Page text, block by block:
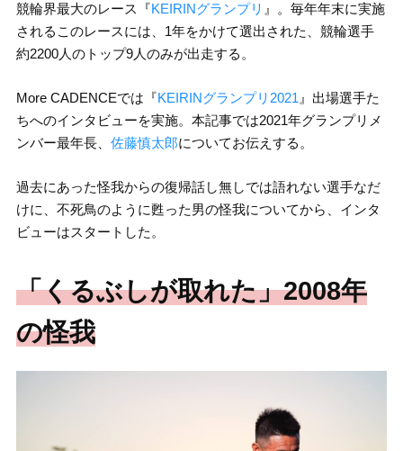
競輪界最大のレース『KEIRINグランプリ 』。毎年年末に実施
されるこのレースには、1年をかけて選出された、競輪選手
約2200人のトップ9人のみが出走する。
More CADENCEでは『KEIRINグランプリ2021 』出場選手た
ちへのインタビューを実施。本記事では2021年グランプリメ
ンバー最年長、 佐藤慎太郎についてお伝えする。
過去にあった怪我からの復帰話し無しでは語れない選手なだ
けに、不死鳥のように甦った男の怪我についてから、インタ
ビューはスタートした。
「くるぶしが取れた」2008年
の怪我